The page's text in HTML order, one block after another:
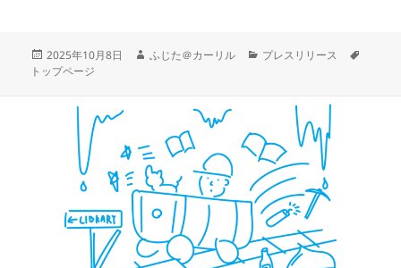
投
稿
2025年10月8日
作
ふじた＠カーリル
カ
プレスリリース
トップページ